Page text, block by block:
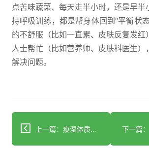
点苦味蔬菜、每天走半小时，还是早半
持呼吸训练，都是帮身体回到“平衡状
的不舒服（比如一直累、皮肤反复发红
人士帮忙（比如营养师、皮肤科医生）
解决问题。
上一篇：痰湿体质夏季养生：科学调理的三大核心指南